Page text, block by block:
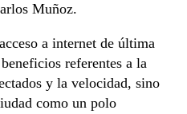
Muñoz.
a internet de última
referentes a la
y la velocidad, sino
como un polo